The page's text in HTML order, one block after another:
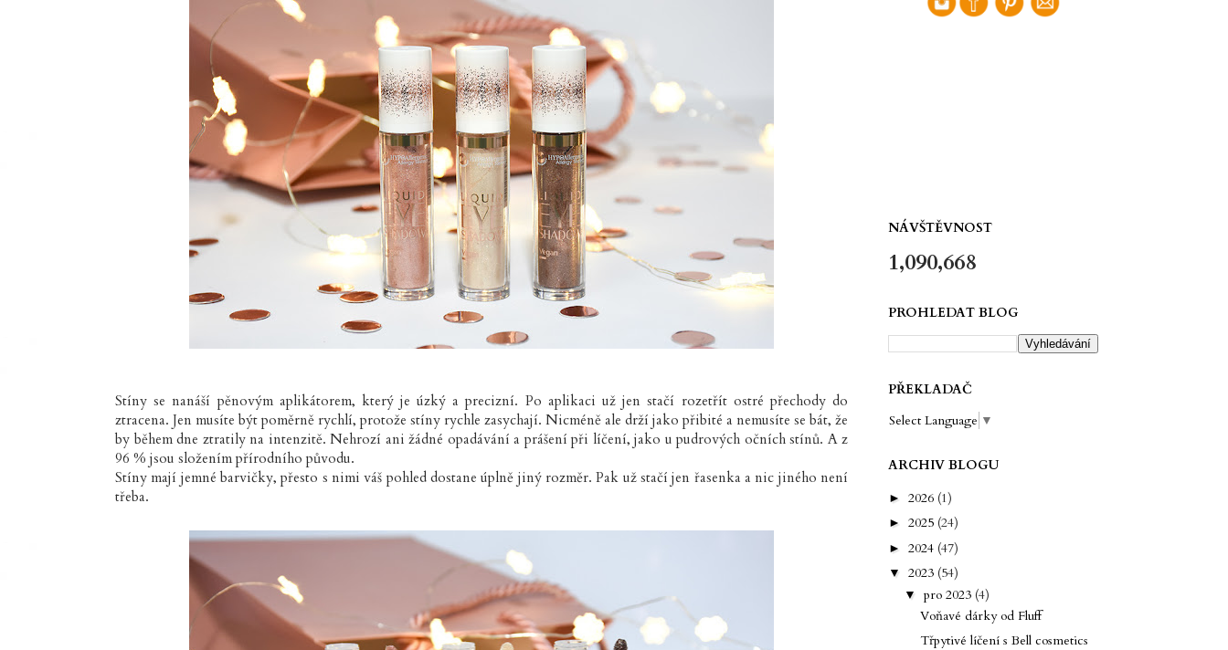
Stíny se nanáší pěnovým aplikátorem, který je úzký a precizní. Po aplikaci už jen stačí rozetřít ostré přechody do
ztracena. Jen musíte být poměrně rychlí, protože stíny rychle zasychají. Nicméně ale drží jako přibité a nemusíte se bát, že
by během dne ztratily na intenzitě. Nehrozí ani žádné opadávání a prášení při líčení, jako u pudrových očních stínů. A z
96 % jsou složením přírodního původu.
Stíny mají jemné barvičky, přesto s nimi váš pohled dostane úplně jiný rozměr. Pak už stačí jen řasenka a nic jiného není
třeba.
NÁVŠTĚVNOST
1,090,668
PROHLEDAT BLOG
PŘEKLADAČ
Select Language ▼
ARCHIV BLOGU
► 2026 (1)
► 2025 (24)
► 2024 (47)
▼ 2023 (54)
▼ pro 2023 (4)
Voňavé dárky od Fluff
Třpytivé líčení s Bell cosmetics